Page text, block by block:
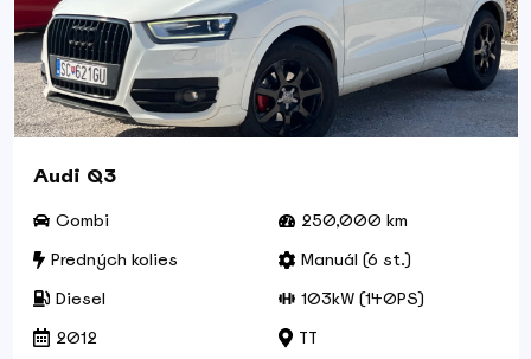
Audi Q3
Combi
250,000 km
Predných kolies
Manuál (6 st.)
Diesel
103kW (140PS)
2012
TT